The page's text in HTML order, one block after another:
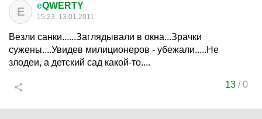
Е еQWERTY
15:23, 13.01.2011
Везли санки......Заглядывали в окна...Зрачки
сужены....Увидев милиционеров - убежали.....Не
злодеи, а детский сад какой-то....
13 /0